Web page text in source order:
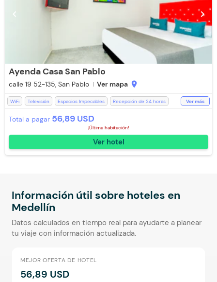
chevron_left chevron_right
Ayenda Casa San Pablo
calle 19 52-135, San Pablo Ver mapa location_on
WiFi Televisión Espacios Impecables
Recepción de 24 horas
Ver más
Total a pagar 56,89 USD
¡Última habitación!
Ver hotel
Información útil sobre hoteles en
Medellín
Datos calculados en tiempo real para ayudarte a planear
tu viaje con información actualizada.
MEJOR OFERTA DE HOTEL
56,89 USD